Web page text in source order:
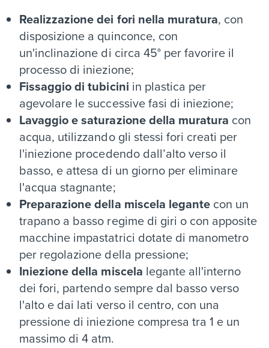
Realizzazione dei fori nella muratura, con
disposizione a quinconce, con
un'inclinazione di circa 45° per favorire il
processo di iniezione;
Fissaggio di tubicini in plastica per
agevolare le successive fasi di iniezione;
Lavaggio e saturazione della muratura con
acqua, utilizzando gli stessi fori creati per
l'iniezione procedendo dall’alto verso il
basso, e attesa di un giorno per eliminare
l'acqua stagnante;
Preparazione della miscela legante con un
trapano a basso regime di giri o con apposite
macchine impastatrici dotate di manometro
per regolazione della pressione;
Iniezione della miscela legante all'interno
dei fori, partendo sempre dal basso verso
l'alto e dai lati verso il centro, con una
pressione di iniezione compresa tra 1 e un
massimo di 4 atm.